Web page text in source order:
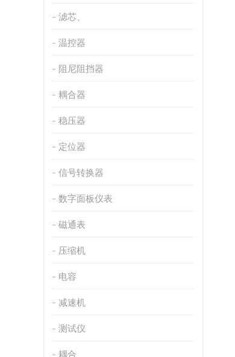
滤芯、
温控器
阻尼阻挡器
耦合器
稳压器
定位器
信号转换器
数字面板仪表
磁通表
压缩机
电容
减速机
测试仪
耦合